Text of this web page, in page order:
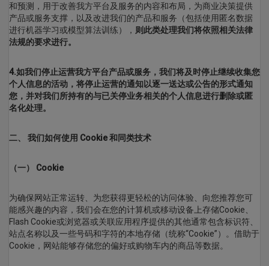
和预测，用于改善我方平台及服务的内容和布局，为商业决策提供
产品或服务支撑，以及改进我们的产品和服务（包括使用匿名数据
进行机器学习或模型算法训练）， 则此类处理我们将依照相关法律
法规的要求进行。
4.如我们停止运营我方平台产品或服务，我们将及时停止继续收集您
个人信息的活动，将停止运营的通知以逐一送达或公告的形式通知
您，并对我们所持有的与已关停业务相关的个人信息进行删除或匿
名化处理。
二、 我们如何使用 Cookie 和同类技术
（一） Cookie
为确保网站正常运转、为您获得更轻松的访问体验、向您推荐您可
能感兴趣的内容，我们会在您的计算机或移动设备上存储Cookie、
Flash Cookie或浏览器或关联应用程序提供的其他通常包含标识符、
站点名称以及一些号码和字符的本地存储（统称“Cookie”）。借助于
Cookie，网站能够存储您的偏好或购物车内的商品等数据。